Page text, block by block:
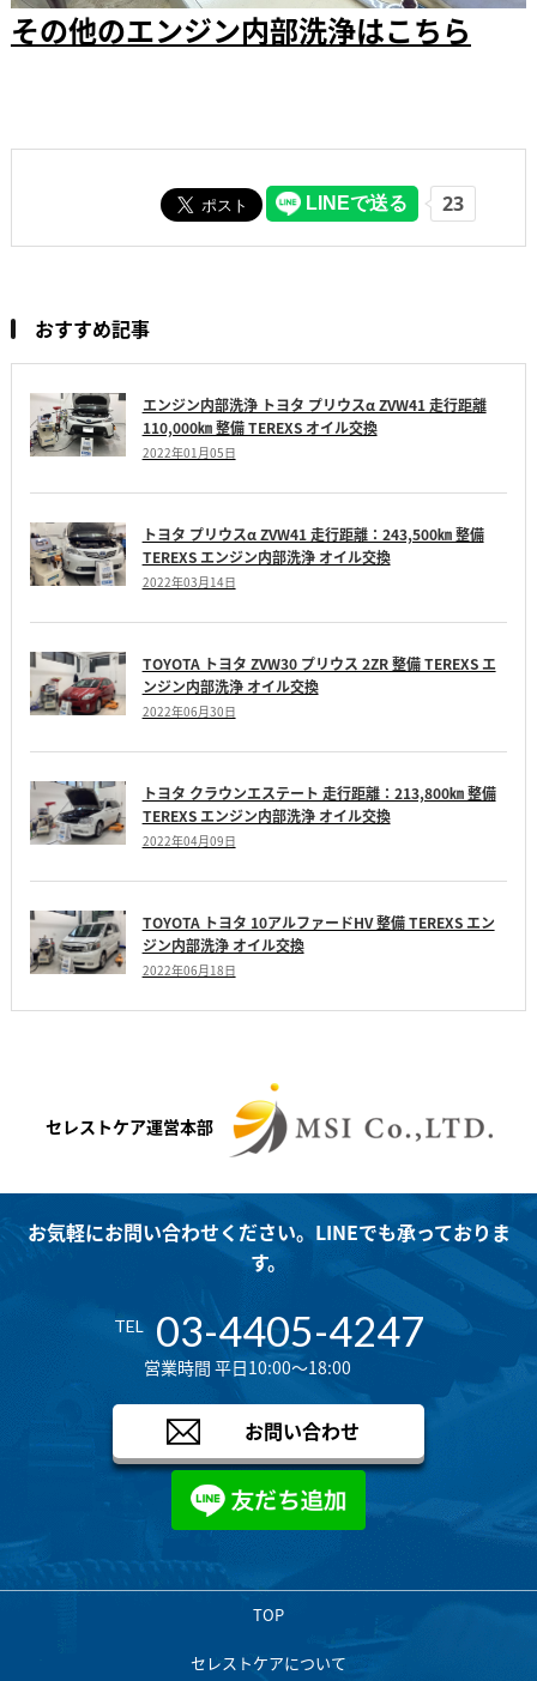
その他のエンジン内部洗浄はこちら
おすすめ記事
エンジン内部洗浄 トヨタ プリウスα ZVW41 走行距離
110,000㎞ 整備 TEREXS オイル交換
2022年01月05日
トヨタ プリウスα ZVW41 走行距離：243,500㎞ 整備
TEREXS エンジン内部洗浄 オイル交換
2022年03月14日
TOYOTA トヨタ ZVW30 プリウス 2ZR 整備 TEREXS エ
ンジン内部洗浄 オイル交換
2022年06月30日
トヨタ クラウンエステート 走行距離：213,800㎞ 整備
TEREXS エンジン内部洗浄 オイル交換
2022年04月09日
TOYOTA トヨタ 10アルファードHV 整備 TEREXS エン
ジン内部洗浄 オイル交換
2022年06月18日
セレストケア運営本部
お気軽にお問い合わせください。LINEでも承っておりま
す。
TEL 03-4405-4247
営業時間 平日10:00～18:00
お問い合わせ
TOP
セレストケアについて